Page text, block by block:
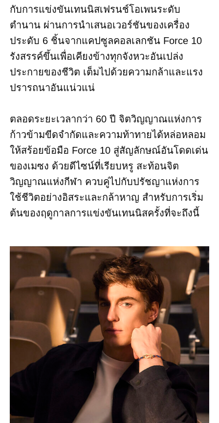
กับการแข่งขันเทนนิสเฟรนช์โอเพนระดับ
ตำนาน ผ่านการนำเสนอเวอร์ชันของเครื่อง
ประดับ 6 ชิ้นจากแคปซูลคอลเลกชัน Force 10
รังสรรค์ขึ้นเพื่อเคียงข้างทุกจังหวะอันเปล่ง
ประกายของชีวิต เต็มไปด้วยความกล้าและแรง
ปรารถนาอันแน่วแน่
ตลอดระยะเวลากว่า 60 ปี จิตวิญญาณแห่งการ
ก้าวข้ามขีดจำกัดและความท้าทายได้หล่อหลอม
ให้สร้อยข้อมือ Force 10 สู่สัญลักษณ์อันโดดเด่น
ของเมซง ด้วยดีไซน์ที่เรียบหรู สะท้อนจิต
วิญญาณแห่งกีฬา ควบคู่ไปกับปรัชญาแห่งการ
ใช้ชีวิตอย่างอิสระและกล้าหาญ สำหรับการเริ่ม
ต้นของฤดูกาลการแข่งขันเทนนิสครั้งที่จะถึงนี้